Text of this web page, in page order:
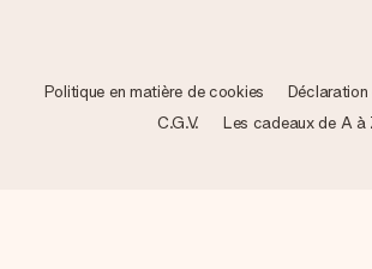
Politique en matière de cookies
C.G.V.
Les cadeaux de A à